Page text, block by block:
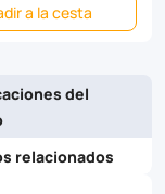
a la cesta
del
relacionados